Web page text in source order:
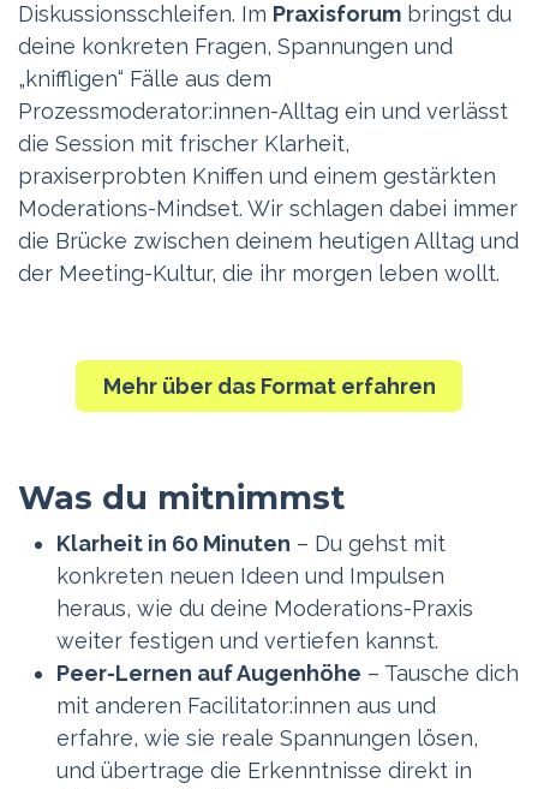
Diskussionsschleifen. Im Praxisforum bringst du
deine konkreten Fragen, Spannungen und
„kniffligen“ Fälle aus dem
Prozessmoderator:innen-Alltag ein und verlässt
die Session mit frischer Klarheit,
praxiserprobten Kniffen und einem gestärkten
Moderations-Mindset. Wir schlagen dabei immer
die Brücke zwischen deinem heutigen Alltag und
der Meeting-Kultur, die ihr morgen leben wollt.
Mehr über das Format erfahren
Was du mitnimmst
Klarheit in 60 Minuten – Du gehst mit
konkreten neuen Ideen und Impulsen
heraus, wie du deine Moderations-Praxis
weiter festigen und vertiefen kannst.
Peer-Lernen auf Augenhöhe – Tausche dich
mit anderen Facilitator:innen aus und
erfahre, wie sie reale Spannungen lösen,
und übertrage die Erkenntnisse direkt in